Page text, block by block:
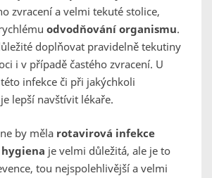
zvracení a velmi tekuté stolice,
odvodňování organismu.
doplňovat pravidelně tekutiny
i v případě častého zvracení. U
infekce či při jakýchkoli
lepší navštívit lékaře.
by měla rotavirová infekce
je velmi důležitá, ale je to
tou nejspolehlivější a velmi